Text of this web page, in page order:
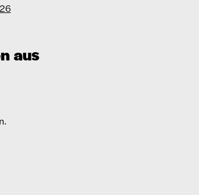
aus